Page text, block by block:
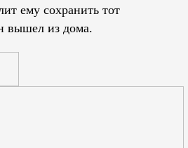
ему сохранить тот
вышел из дома.